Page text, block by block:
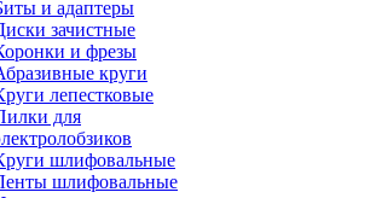
и адаптеры
зачистные
и фрезы
круги
лепестковые
для
шлифовальные
шлифовальные